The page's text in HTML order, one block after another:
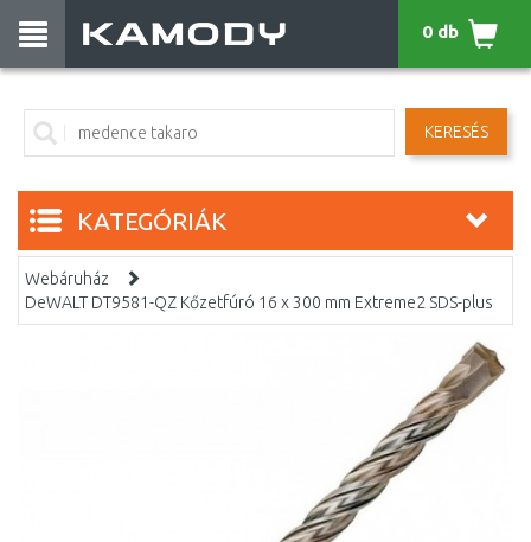
KERESÉS
0 db
KATEGÓRIÁK
Webáruház
DeWALT DT9581-QZ Kőzetfúró 16 x 300 mm Extreme2 SDS-plus